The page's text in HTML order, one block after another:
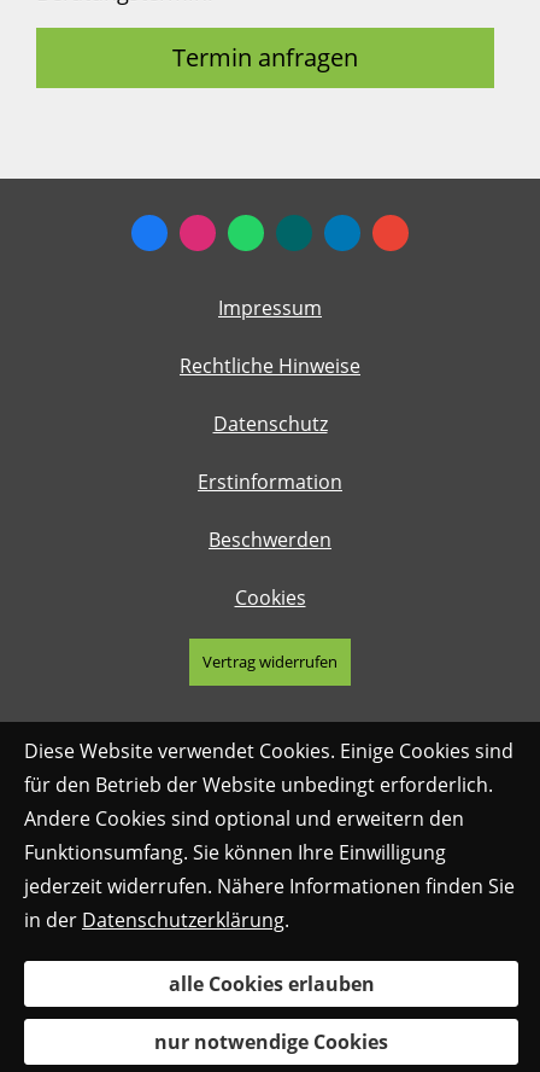
Termin anfragen
Impressum
Rechtliche Hinweise
Datenschutz
Erstinformation
Beschwerden
Cookies
Vertrag widerrufen
Diese Website verwendet Cookies. Einige Cookies sind
für den Betrieb der Website unbedingt erforderlich.
Andere Cookies sind optional und erweitern den
Funktionsumfang. Sie können Ihre Einwilligung
jederzeit widerrufen. Nähere Informationen finden Sie
in der Datenschutzerklärung.
alle Cookies erlauben
nur notwendige Cookies